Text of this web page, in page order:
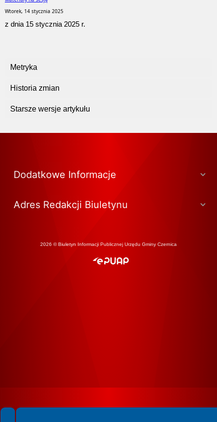
Wtorek, 14 stycznia 2025
z dnia 15 stycznia 2025 r.
Metryka
Historia zmian
Starsze wersje artykułu
Dodatkowe Informacje
Adres Redakcji Biuletynu
2026 © Biuletyn Informacji Publicznej Urzędu Gminy Czernica
Spełniamy standardy WCAG 2.2
Spełniamy standardy W3C